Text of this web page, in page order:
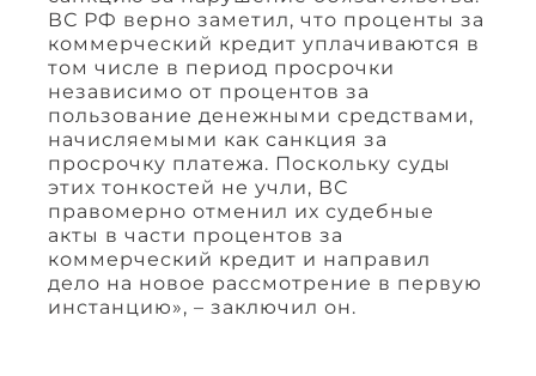
ВС РФ верно заметил, что проценты за
коммерческий кредит уплачиваются в
том числе в период просрочки
независимо от процентов за
пользование денежными средствами,
начисляемыми как санкция за
просрочку платежа. Поскольку суды
этих тонкостей не учли, ВС
правомерно отменил их судебные
акты в части процентов за
коммерческий кредит и направил
дело на новое рассмотрение в первую
инстанцию», – заключил он.